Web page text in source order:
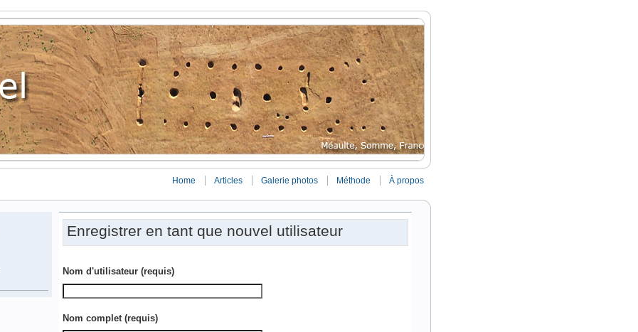
Home Articles Galerie photos Méthode À propos
Enregistrer en tant que nouvel utilisateur
Nom d'utilisateur (requis)
Nom complet (requis)